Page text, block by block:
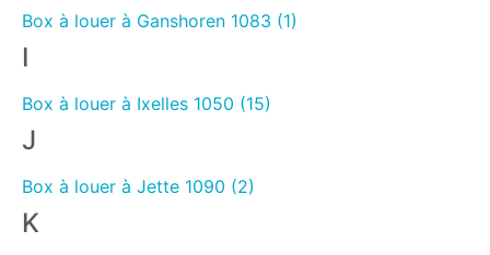
Box à louer à Ganshoren 1083 (1)
I
Box à louer à Ixelles 1050 (15)
J
Box à louer à Jette 1090 (2)
K